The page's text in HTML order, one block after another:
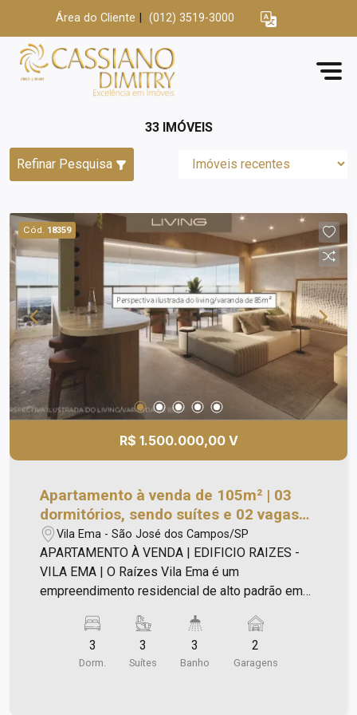
Área do Cliente (012) 3519-3000
33 IMÓVEIS
Refinar Pesquisa
Cód. 18359
R$ 1.500.000,00 V
Apartamento à venda de 105m² | 03
dormitórios, sendo suítes e 02 vagas
de garagem | Edifício Raizes - Vila
Ema | São José dos Campos |
Vila Ema - São José dos Campos/SP
APARTAMENTO À VENDA | EDIFICIO RAIZES -
VILA EMA | O Raízes Vila Ema é um
empreendimento residencial de alto padrão em
localizado na Rua Padre Rodolfo, 275, no bairro
Vila Ema, em São José dos Campos. O projeto foi
desenvolvido para unir sofisticação,
3
Dorm.
3
Suítes
3
Banho
2
Garagens